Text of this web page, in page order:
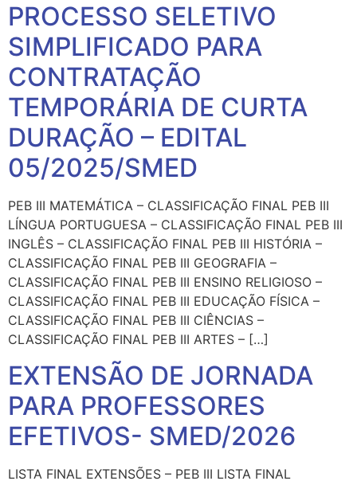
PROCESSO SELETIVO
SIMPLIFICADO PARA
CONTRATAÇÃO
TEMPORÁRIA DE CURTA
DURAÇÃO – EDITAL
05/2025/SMED
PEB III MATEMÁTICA – CLASSIFICAÇÃO FINAL PEB III
LÍNGUA PORTUGUESA – CLASSIFICAÇÃO FINAL PEB III
INGLÊS – CLASSIFICAÇÃO FINAL PEB III HISTÓRIA –
CLASSIFICAÇÃO FINAL PEB III GEOGRAFIA –
CLASSIFICAÇÃO FINAL PEB III ENSINO RELIGIOSO –
CLASSIFICAÇÃO FINAL PEB III EDUCAÇÃO FÍSICA –
CLASSIFICAÇÃO FINAL PEB III CIÊNCIAS –
CLASSIFICAÇÃO FINAL PEB III ARTES – […]
EXTENSÃO DE JORNADA
PARA PROFESSORES
EFETIVOS- SMED/2026
LISTA FINAL EXTENSÕES – PEB III LISTA FINAL